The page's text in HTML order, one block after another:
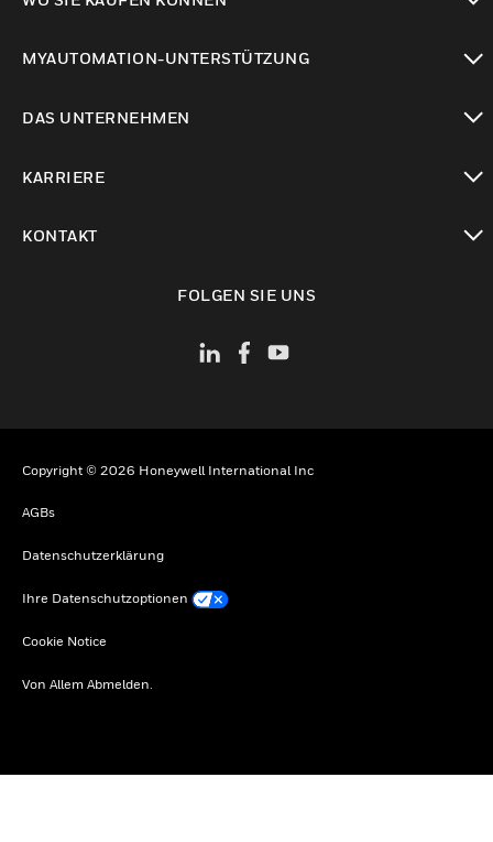
MYAUTOMATION-UNTERSTÜTZUNG
DAS UNTERNEHMEN
KARRIERE
KONTAKT
FOLGEN SIE UNS
Copyright © 2026 Honeywell International Inc
AGBs
Datenschutzerklärung
Ihre Datenschutzoptionen
Cookie Notice
Von Allem Abmelden.